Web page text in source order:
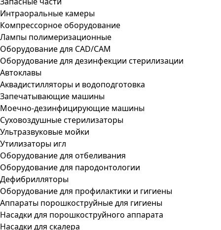
Интраоральные камеры
Компрессорное оборудование
Лампы полимеризационные
Оборудование для CAD/CAM
Оборудование для дезинфекции стерилизации
Автоклавы
Аквадистилляторы и водоподготовка
Запечатывающие машины
Моечно-дезинфицирующие машины
Суховоздушные стерилизаторы
Ультразвуковые мойки
Утилизаторы игл
Оборудование для отбеливания
Оборудование для пародонтологии
Дефибрилляторы
Оборудование для профилактики и гигиены
Аппараты порошкоструйные для гигиены
Насадки для порошкоструйного аппарата
Насадки для скалера